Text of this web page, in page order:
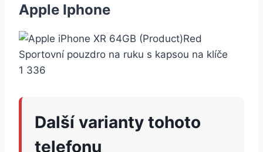
Apple Iphone
Sportovní pouzdro na ruku s kapsou na klíče
1 336
Další varianty tohoto
telefonu